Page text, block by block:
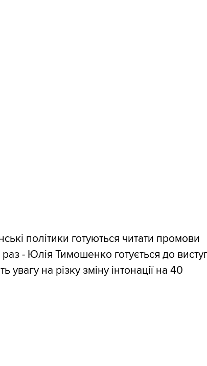
політики готуються читати промови
- Юлія Тимошенко готується до
на різку зміну інтонації на 40